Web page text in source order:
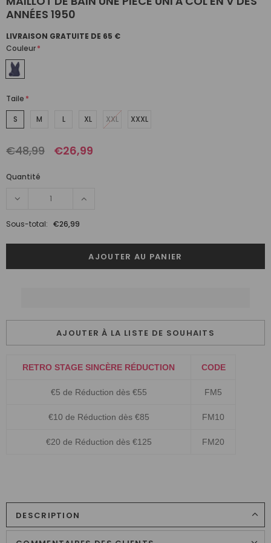
ANNÉES 1950
LIVRAISON GRATUITE DE 65 €
Couleur*
Taile *
S
M L XL XXL XXXL
€48,99 €26,99
Quantité
Sous-total: €26,99
AJOUTER À LA LISTE DE SOUHAITS
RETRO STAGE SINCÈRE RÉDUCTION CODE
€5 de Réduction dès €55 FM5
€10 de Réduction dès €85 FM10
€20 de Réduction dès €125 FM20
DESCRIPTION